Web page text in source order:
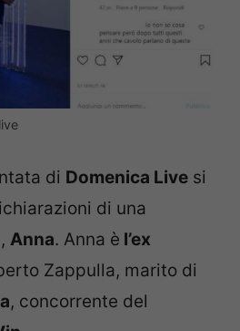
di Domenica Live si
di una
Anna. Anna è l’ex
Zappulla, marito di
, concorrente del